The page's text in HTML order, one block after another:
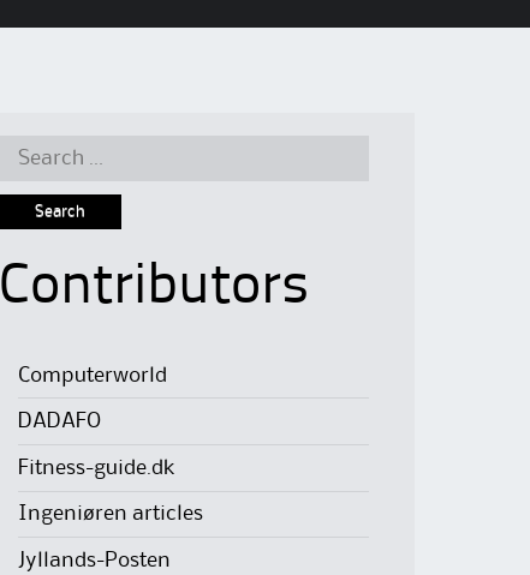
Search
Contributors
Computerworld
DADAFO
Fitness-guide.dk
Ingeniøren articles
Jyllands-Posten